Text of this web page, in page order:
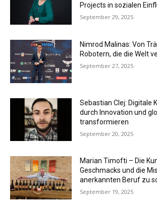
Projects in sozialen
September 29, 2025
Nimrod Malinas: Von
Robotern, die die Welt
September 27, 2025
Sebastian Clej: Digitale
durch Innovation und
transformieren
September 20, 2025
Marian Timofti – Die
Geschmacks und die
anerkannten Beruf zu
September 19, 2025